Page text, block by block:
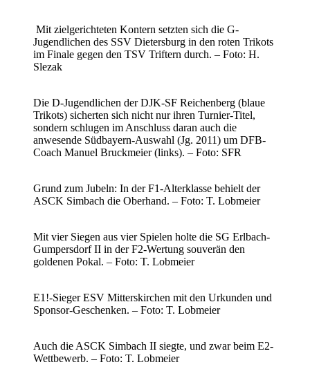
Mit zielgerichteten Kontern setzten sich die G-
Jugendlichen des SSV Dietersburg in den roten Trikots
im Finale gegen den TSV Triftern durch. – Foto: H.
Slezak
Die D-Jugendlichen der DJK-SF Reichenberg (blaue
Trikots) sicherten sich nicht nur ihren Turnier-Titel,
sondern schlugen im Anschluss daran auch die
anwesende Südbayern-Auswahl (Jg. 2011) um DFB-
Coach Manuel Bruckmeier (links). – Foto: SFR
Grund zum Jubeln: In der F1-Alterklasse behielt der
ASCK Simbach die Oberhand. – Foto: T. Lobmeier
Mit vier Siegen aus vier Spielen holte die SG Erlbach-
Gumpersdorf II in der F2-Wertung souverän den
goldenen Pokal. – Foto: T. Lobmeier
E1!-Sieger ESV Mitterskirchen mit den Urkunden und
Sponsor-Geschenken. – Foto: T. Lobmeier
Auch die ASCK Simbach II siegte, und zwar beim E2-
Wettbewerb. – Foto: T. Lobmeier